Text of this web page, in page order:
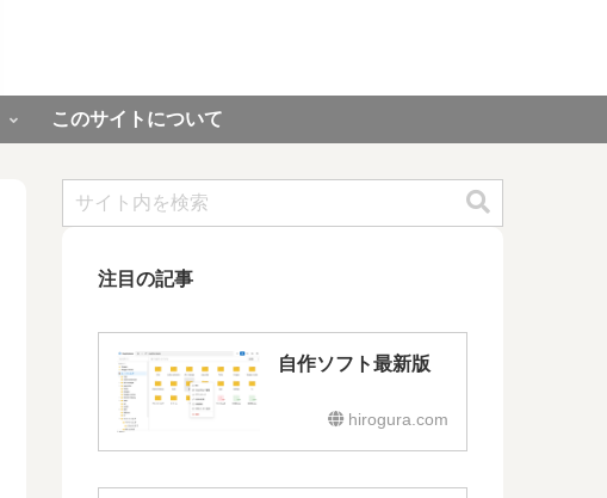
このサイトについて
注目の記事
自作ソフト最新版
hirogura.com